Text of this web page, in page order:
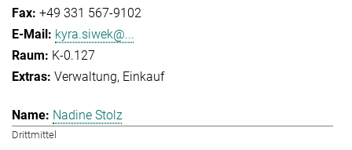
+49 331 567-9102
kyra.siwek@...
K-0.127
Verwaltung Einkauf
Nadine Stolz
Drittmittel